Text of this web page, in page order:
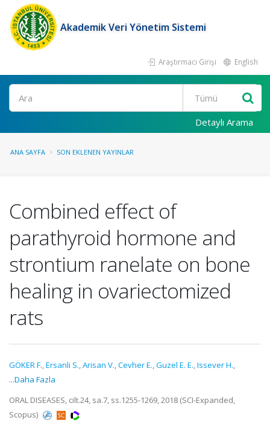
Akademik Veri Yönetim Sistemi
Araştırmacı Girişi English
Ara
Detaylı Arama
ANA SAYFA SON EKLENEN YAYINLAR
Combined effect of
parathyroid hormone and
strontium ranelate on bone
healing in ovariectomized
rats
GÖKER F.,Ersanli S.,Arisan V.,Cevher E.,Guzel E. E.,Issever H.,
...Daha Fazla
ORAL DISEASES, cilt.24, sa.7, ss.1255-1269, 2018 (SCI-Expanded,
Scopus)